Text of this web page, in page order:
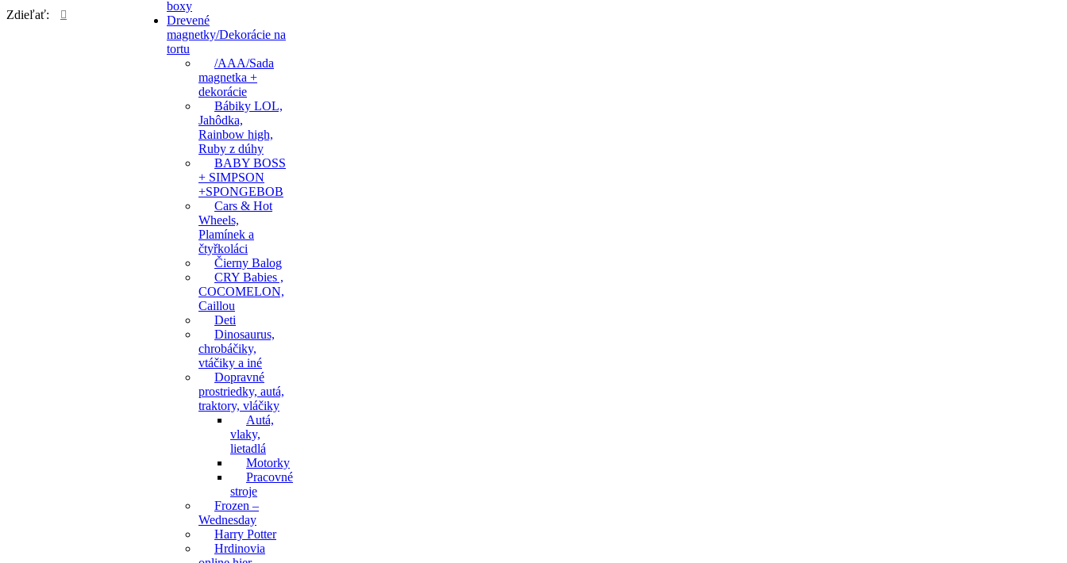
boxy
Drevené
magnetky/Dekorácie na
tortu
/AAA/Sada
magnetka +
dekorácie
Bábiky LOL,
Jahôdka,
Rainbow high,
Ruby z dúhy
BABY BOSS
+ SIMPSON
+SPONGEBOB
Cars & Hot
Wheels,
Plamínek a
čtyřkoláci
Čierny Balog
CRY Babies ,
COCOMELON,
Caillou
Deti
Dinosaurus,
chrobáčiky,
vtáčiky a iné
Dopravné
prostriedky, autá,
traktory, vláčiky
Autá,
vlaky,
lietadlá
Motorky
Pracovné
stroje
Frozen –
Wednesday
Harry Potter
Hrdinovia
Zdieľať: